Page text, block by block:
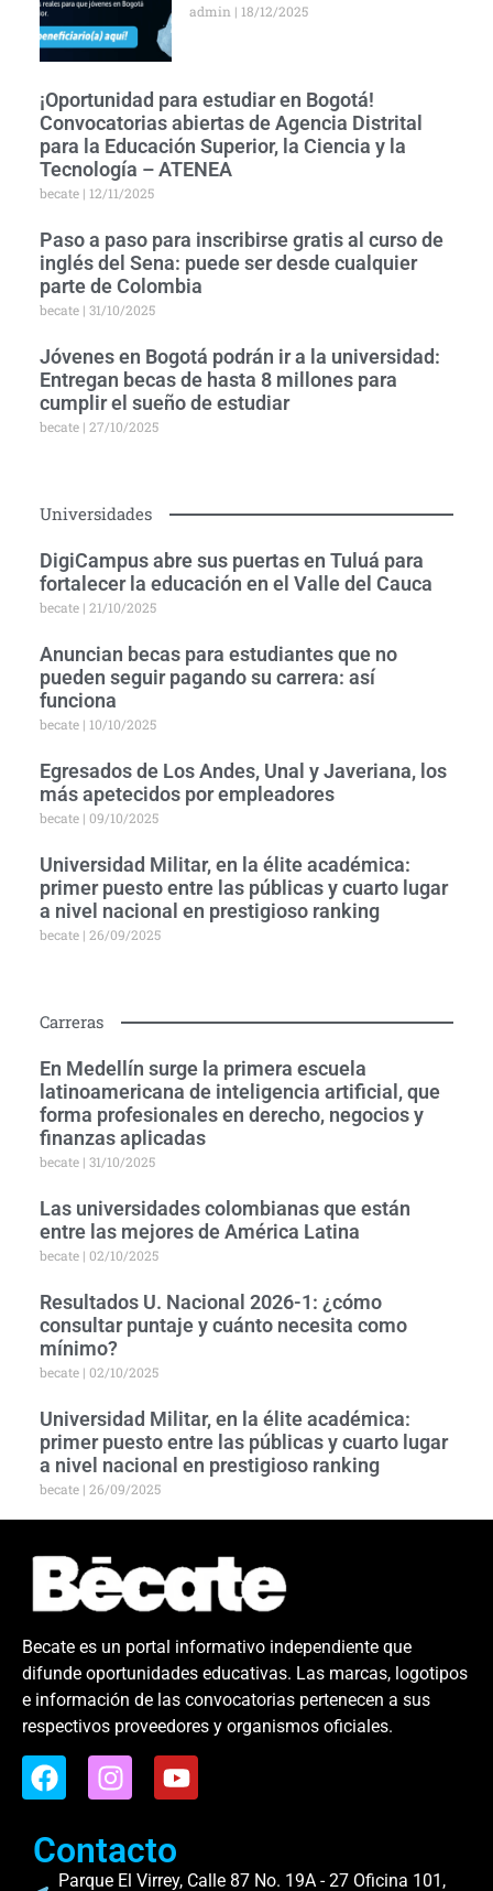
admin 18/12/2025
¡Oportunidad para estudiar en Bogotá!
Convocatorias abiertas de Agencia Distrital
para la Educación Superior, la Ciencia y la
Tecnología – ATENEA
becate 12/11/2025
Paso a paso para inscribirse gratis al curso de
inglés del Sena: puede ser desde cualquier
parte de Colombia
becate 31/10/2025
Jóvenes en Bogotá podrán ir a la universidad:
Entregan becas de hasta 8 millones para
cumplir el sueño de estudiar
becate 27/10/2025
Universidades
DigiCampus abre sus puertas en Tuluá para
fortalecer la educación en el Valle del Cauca
becate 21/10/2025
Anuncian becas para estudiantes que no
pueden seguir pagando su carrera: así
funciona
becate 10/10/2025
Egresados de Los Andes, Unal y Javeriana, los
más apetecidos por empleadores
becate 09/10/2025
Universidad Militar, en la élite académica:
primer puesto entre las públicas y cuarto lugar
a nivel nacional en prestigioso ranking
becate 26/09/2025
Carreras
En Medellín surge la primera escuela
latinoamericana de inteligencia artificial, que
forma profesionales en derecho, negocios y
finanzas aplicadas
becate 31/10/2025
Las universidades colombianas que están
entre las mejores de América Latina
becate 02/10/2025
Resultados U. Nacional 2026-1: ¿cómo
consultar puntaje y cuánto necesita como
mínimo?
becate 02/10/2025
Universidad Militar, en la élite académica:
primer puesto entre las públicas y cuarto lugar
a nivel nacional en prestigioso ranking
becate 26/09/2025
Becate es un portal informativo independiente que
difunde oportunidades educativas. Las marcas, logotipos
e información de las convocatorias pertenecen a sus
respectivos proveedores y organismos oficiales.
Contacto
Parque El Virrey, Calle 87 No. 19A - 27 Oficina 101,